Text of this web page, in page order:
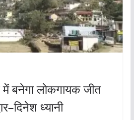
बनेगा लोकगायक जीत
ध्यानी